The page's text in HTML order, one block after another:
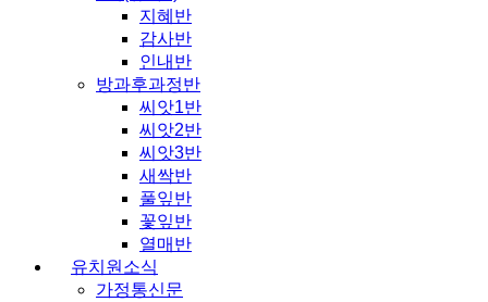
지혜반
감사반
인내반
방과후과정반
씨앗1반
씨앗2반
씨앗3반
새싹반
풀잎반
꽃잎반
열매반
유치원소식
가정통신문